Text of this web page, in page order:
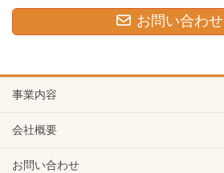
お問い合わせ
事業内容
会社概要
お問い合わせ